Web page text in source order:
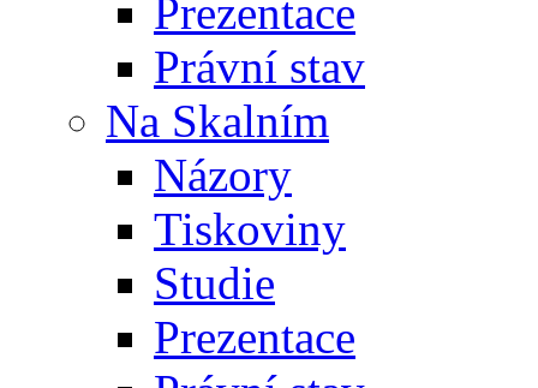
Prezentace
Právní stav
Na Skalním
Názory
Tiskoviny
Studie
Prezentace